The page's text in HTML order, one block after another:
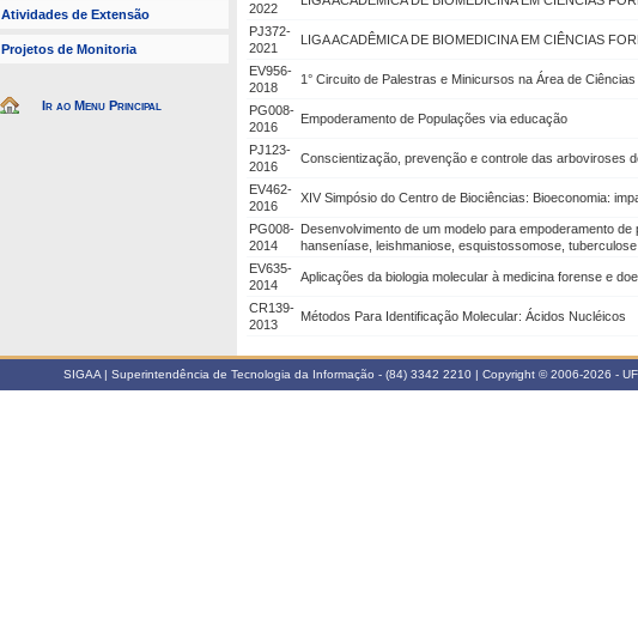
Atividades de Extensão
Projetos de Monitoria
Ir ao Menu Principal
2022
PJ372-
2021
LIGA ACADÊMICA DE BIOMEDICINA EM CIÊNCIAS
EV956-
2018
1° Circuito de Palestras e Minicursos na Área de
PG008-
2016
Empoderamento de Populações via educação
PJ123-
2016
Conscientização, prevenção e controle das arboviroses
EV462-
2016
XIV Simpósio do Centro de Biociências: Bioeconomia:
PG008-
2014
Desenvolvimento de um modelo para empoderamento
hanseníase, leishmaniose, esquistossomose,
EV635-
2014
Aplicações da biologia molecular à medicina forense e
CR139-
2013
Métodos Para Identificação Molecular: Ácidos Nucléicos
SIGAA | Superintendência de Tecnologia da Informação - (84) 3342 2210 | Copyright © 2006-2026 -